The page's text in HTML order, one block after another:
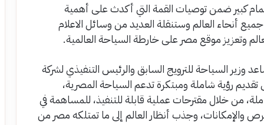
كبير ضمن توصيات القمة التي أكدث على أهمية
أنحاء العالم وستنقلة العديد من وسائل الاعلام
وتعزيز موقع مصر على خارطة السياحة العالمية.
السياحة للترويج السابق والرئيس التنفيذي لشركة
رؤية شاملة ومبتكرة تدعم السياحة المصرية،
من خلال مقترحات عملية قابلة للتنفيذ، للمساهمة في
والإمكانات، وجذب أنظار العالم إلى ما تمتلكه مصر من